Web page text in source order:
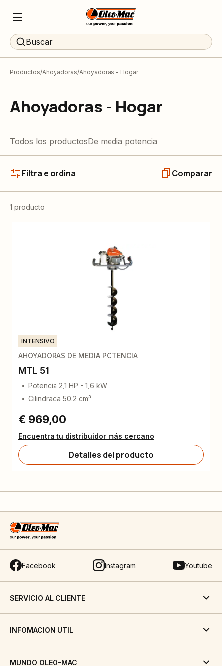
Buscar
Productos Ahoyadoras Ahoyadoras - Hogar
Ahoyadoras - Hogar
Todos los productosDe media potencia
Filtra e ordina Comparar
1 producto
INTENSIVO
AHOYADORAS DE MEDIA POTENCIA
MTL 51
Potencia 2,1 HP - 1,6 kW
Cilindrada 50.2 cm³
€ 969,00
Encuentra tu distribuidor más cercano
Detalles del producto
Facebook Instagram Youtube
SERVICIO AL CLIENTE
INFOMACION UTIL
MUNDO OLEO-MAC